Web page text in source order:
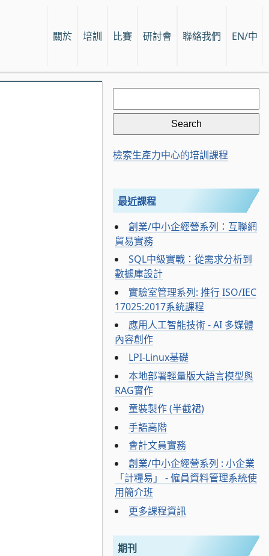
關於 培訓 比賽 研討會 聯絡我們 EN/中
Search
for:
檢索生產力中心的培訓課程
最近課程
創業/中小企經營系列：互聯網
貿易實務
SQL中級實戰：從需求分析到
數據庫設計
實驗室管理系列: 推行 ISO/IEC
17025:2017系統課程
應用人工智能技術 - AI 多媒體
內容創作
LPI-Linux基礎
本地部署輕量版大語言模型與
RAG實作
童裝製作 (半截裙)
手語高階
會計文員實務
創業/中小企經營系列 : 小企業
「計糧易」 - 僱員資料管理系統使
用簡介班
更多課程資訊
期刊